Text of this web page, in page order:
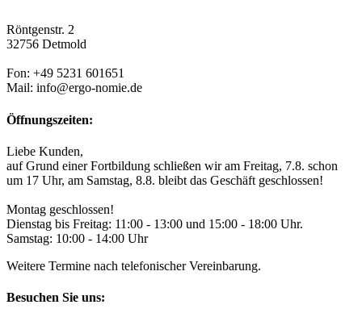
Röntgenstr. 2
32756 Detmold
Fon: +49 5231 601651
Mail: info@ergo-nomie.de
Öffnungszeiten:
Liebe Kunden,
auf Grund einer Fortbildung schließen wir am Freitag, 7.8. schon
um 17 Uhr, am Samstag, 8.8. bleibt das Geschäft geschlossen!
Montag geschlossen!
Dienstag bis Freitag: 11:00 - 13:00 und 15:00 - 18:00 Uhr.
Samstag: 10:00 - 14:00 Uhr
Weitere Termine nach telefonischer Vereinbarung.
Besuchen Sie uns: